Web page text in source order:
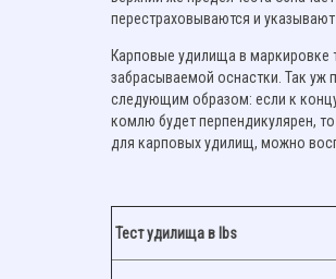
перестраховываются и
Карповые удилища в маркировке
забрасываемой оснастки. Так уж
следующим образом: если к
комлю будет перпендикулярен,
для карповых удилищ, можно
Тест удилища в lbs